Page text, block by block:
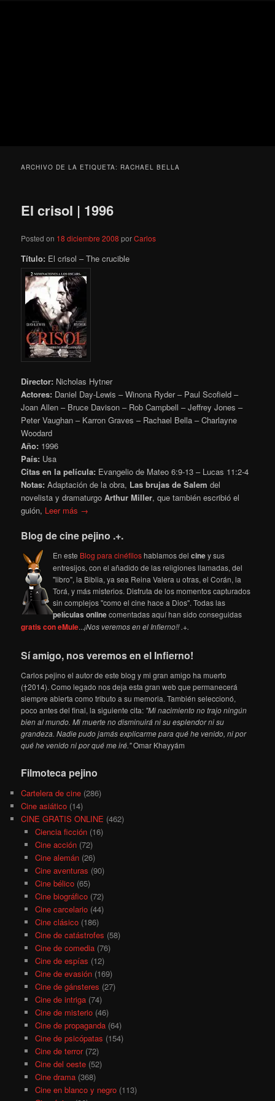
ARCHIVO DE LA ETIQUETA: RACHAEL BELLA
El crisol | 1996
Posted on 18 diciembre 2008 porCarlos
Título: El crisol – The crucible
Director: Nicholas Hytner
Actores: Daniel Day-Lewis – Winona Ryder – Paul Scofield –
Joan Allen – Bruce Davison – Rob Campbell – Jeffrey Jones –
Peter Vaughan – Karron Graves – Rachael Bella – Charlayne
Woodard
Año: 1996
País: Usa
Citas en la película: Evangelio de Mateo 6:9-13 – Lucas 11:2-4
Notas:Adaptación de la obra, Las brujas de Salem del
novelista y dramaturgoArthur Miller, que también escribió el
guión, Leer más →
Blog de cine pejino .+.
En este Blog para cinéfiloshablamos delciney sus
entresijos, con el añadido de las religiones llamadas, del
"libro", la Biblia, ya sea Reina Valera u otras, el Corán, la
Torá, y más misterios. Disfruta de los momentos capturados
sin complejos "como el cine hace a Dios". Todas las
películas onlinecomentadas aquí han sido conseguidas
gratis con eMule...¡Nos veremos en el Infierno!! .+.
Sí amigo, nos veremos en el Infierno!
Carlos pejino el autor de este blog y mi gran amigo ha muerto
(†2014). Como legado nos deja esta gran web que permanecerá
siempre abierta como tributo a su memoria. También seleccionó,
poco antes del final, la siguiente cita: "Mi nacimiento no trajo ningún
bien al mundo. Mi muerte no disminuirá ni su esplendor ni su
grandeza. Nadie pudo jamás explicarme para qué he venido, ni por
qué he venido ni por qué me iré."Omar Khayyám
Filmoteca pejino
Cartelera de cine (286)
Cine asiático (14)
CINE GRATIS ONLINE (462)
Ciencia ficción(16)
Cine acción(72)
Cine alemán(26)
Cine aventuras (90)
Cine bélico(65)
Cine biográfico(72)
Cine carcelario(44)
Cine clásico(186)
Cine de catástrofes (58)
Cine de comedia(76)
Cine de espías (12)
Cine de evasión(169)
Cine de gánsteres (27)
Cine de intriga(74)
Cine de misterio(46)
Cine de propaganda(64)
Cine de psicópatas (154)
Cine de terror(72)
Cine del oeste(52)
Cine drama(368)
Cine en blanco y negro(113)